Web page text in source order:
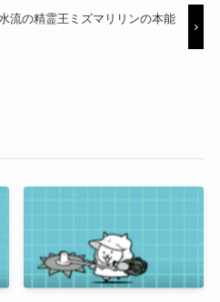
流の精霊王ミズマリリンの本能